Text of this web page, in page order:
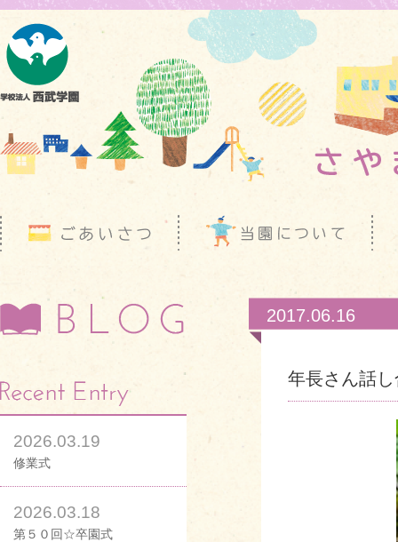
2026.03.19
修業式
2026.03.18
第５０回☆卒園式
2017.06.16
年長さん話